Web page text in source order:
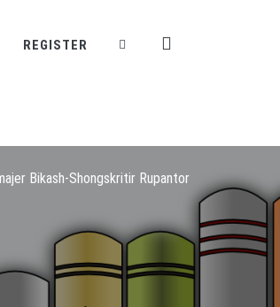
REGISTER
Bikash-Shongskritir Rupantor